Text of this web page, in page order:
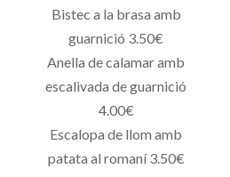
Bistec a la brasa amb
guarnició 3.50€
Anella de calamar amb
escalivada de guarnició
4.00€
Escalopa de llom amb
patata al romaní 3.50€